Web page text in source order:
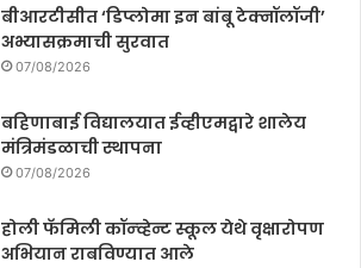
बीआरटीसीत ‘डिप्लोमा इन बांबू टेक्नॉलॉजी’
अभ्यासक्रमाची सुरवात
07/08/2026
बहिणाबाई विद्यालयात ईव्हीएमद्वारे शालेय
मंत्रिमंडळाची स्थापना
07/08/2026
होली फॅमिली कॉन्व्हेन्ट स्कूल येथे वृक्षारोपण
अभियान राबविण्यात आले